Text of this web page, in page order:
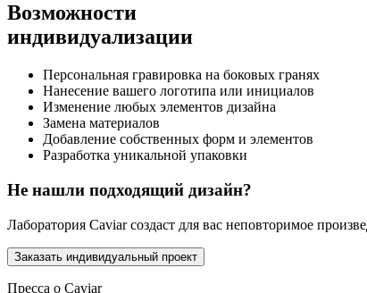
Возможности
индивидуализации
Персональная гравировка на боковых гранях
Нанесение вашего логотипа или инициалов
Изменение любых элементов дизайна
Замена материалов
Добавление собственных форм и элементов
Разработка уникальной упаковки
Не нашли подходящий дизайн?
Лаборатория Caviar создаст для вас неповторимое
Заказать индивидуальный проект
Пресса о Caviar